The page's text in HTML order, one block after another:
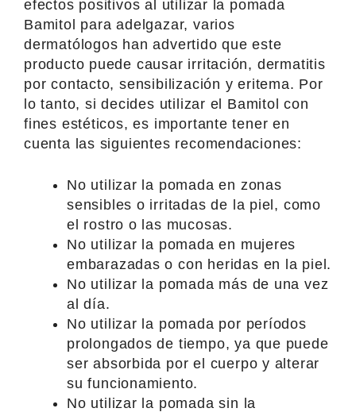
efectos positivos al utilizar la pomada
Bamitol para adelgazar, varios
dermatólogos han advertido que este
producto puede causar irritación, dermatitis
por contacto, sensibilización y eritema. Por
lo tanto, si decides utilizar el Bamitol con
fines estéticos, es importante tener en
cuenta las siguientes recomendaciones:
No utilizar la pomada en zonas
sensibles o irritadas de la piel, como
el rostro o las mucosas.
No utilizar la pomada en mujeres
embarazadas o con heridas en la piel.
No utilizar la pomada más de una vez
al día.
No utilizar la pomada por períodos
prolongados de tiempo, ya que puede
ser absorbida por el cuerpo y alterar
su funcionamiento.
No utilizar la pomada sin la